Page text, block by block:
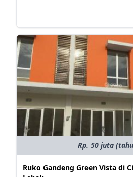
Rp. 50 juta
Ruko Gandeng Green Vista di